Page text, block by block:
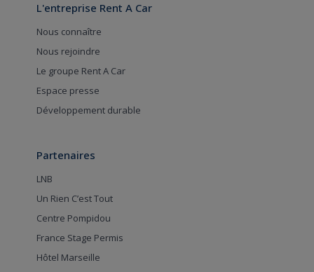
L'entreprise Rent A Car
Nous connaître
Nous rejoindre
Le groupe Rent A Car
Espace presse
Développement durable
Partenaires
LNB
Un Rien C’est Tout
Centre Pompidou
France Stage Permis
Hôtel Marseille